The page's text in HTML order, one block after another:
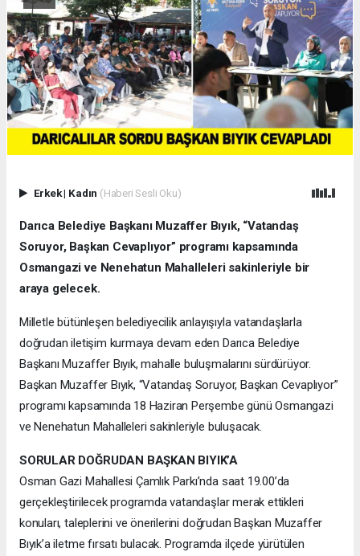
Erkek| Kadın (Haberi Sesli Oku)
Darıca Belediye Başkanı Muzaffer Bıyık, “Vatandaş
Soruyor, Başkan Cevaplıyor” programı kapsamında
Osmangazi ve Nenehatun Mahalleleri sakinleriyle bir
araya gelecek.
Milletle bütünleşen belediyecilik anlayışıyla vatandaşlarla
doğrudan iletişim kurmaya devam eden Darıca Belediye
Başkanı Muzaffer Bıyık, mahalle buluşmalarını sürdürüyor.
Başkan Muzaffer Bıyık, “Vatandaş Soruyor, Başkan Cevaplıyor”
programı kapsamında 18 Haziran Perşembe günü Osmangazi
ve Nenehatun Mahalleleri sakinleriyle buluşacak.
SORULAR DOĞRUDAN BAŞKAN BIYIK’A
Osman Gazi Mahallesi Çamlık Parkı’nda saat 19.00’da
gerçekleştirilecek programda vatandaşlar merak ettikleri
konuları, taleplerini ve önerilerini doğrudan Başkan Muzaffer
Bıyık’a iletme fırsatı bulacak. Programda ilçede yürütülen